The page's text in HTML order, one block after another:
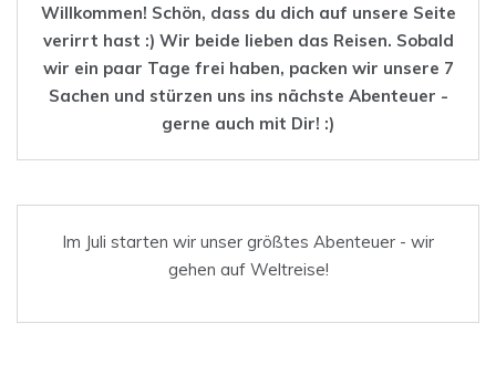
Willkommen! Schön, dass du dich auf unsere Seite
verirrt hast :) Wir beide lieben das Reisen. Sobald
wir ein paar Tage frei haben, packen wir unsere 7
Sachen und stürzen uns ins nächste Abenteuer -
gerne auch mit Dir! :)
Im Juli starten wir unser größtes Abenteuer - wir
gehen auf Weltreise!